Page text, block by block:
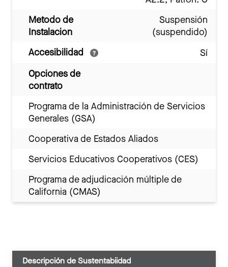
Metodo de
Instalacion
Suspensión
(suspendido)
Accesibilidad
Sí
Opciones de
contrato
Programa de la Administración de Servicios
Generales (GSA)
Cooperativa de Estados Aliados
Servicios Educativos Cooperativos (CES)
Programa de adjudicación múltiple de
California (CMAS)
Descripción de Sustentabiidad